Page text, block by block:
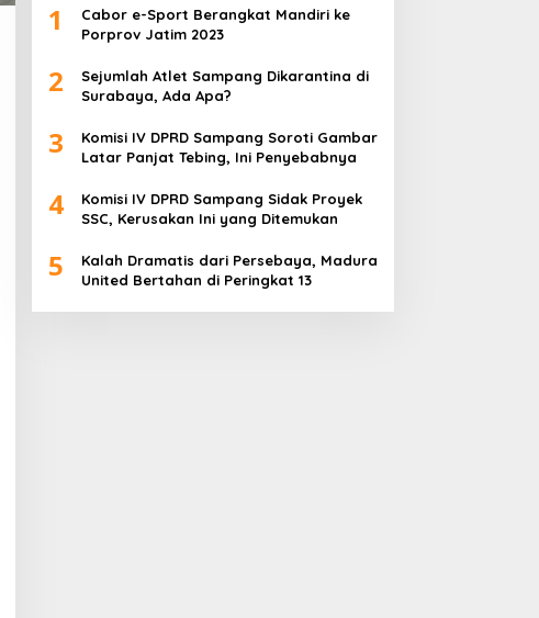
1
Cabor e-Sport Berangkat Mandiri ke
Porprov Jatim 2023
2
Sejumlah Atlet Sampang Dikarantina di
Surabaya, Ada Apa?
3
Komisi IV DPRD Sampang Soroti Gambar
Latar Panjat Tebing, Ini Penyebabnya
4
Komisi IV DPRD Sampang Sidak Proyek
SSC, Kerusakan Ini yang Ditemukan
5
Kalah Dramatis dari Persebaya, Madura
United Bertahan di Peringkat 13